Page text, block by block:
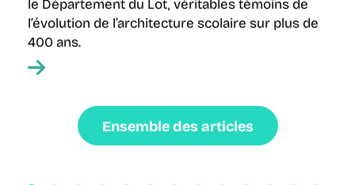
le Département du Lot, véritables témoins de
l’évolution de l’architecture scolaire sur plus de
400 ans.
Ensemble des articles